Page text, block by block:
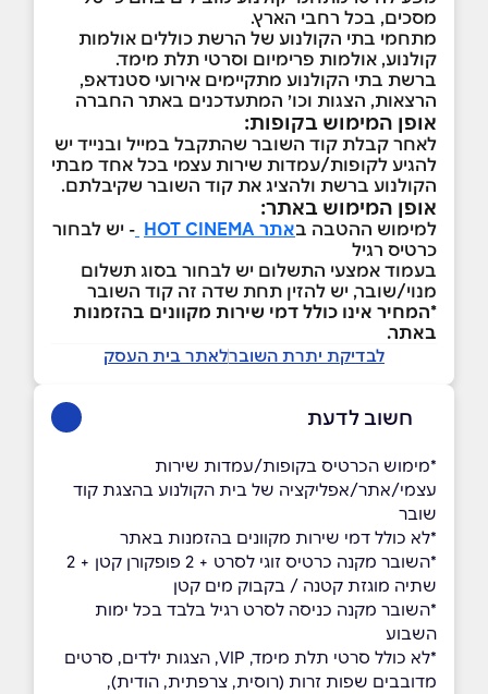
מסכים, בכל רחבי הארץ.
מתחמי בתי הקולנוע של הרשת כוללים אולמות
קולנוע, אולמות פרימיום וסרטי תלת מימד.
ברשת בתי הקולנוע מתקיימים אירועי סטנדאפ,
הרצאות, הצגות וכו׳ המתעדכנים באתר החברה
אופן המימוש בקופות:
לאחר קבלת קוד השובר שהתקבל במייל ובנייד יש
להגיע לקופות/עמדות שירות עצמי בכל אחד מבתי
הקולנוע ברשת ולהציג את קוד השובר שקיבלתם.
אופן המימוש באתר:
למימוש ההטבה באתר HOT CINEMA
- יש לבחור
כרטיס רגיל
בעמוד אמצעי התשלום יש לבחור בסוג תשלום
מנוי/שובר, יש להזין תחת שדה זה קוד השובר
*המחיר אינו כולל דמי שירות מקוונים בהזמנות
באתר.
לבדיקת יתרת השוברלאתר בית העסק
חשוב לדעת
*מימוש הכרטיס בקופות/עמדות שירות
עצמי/אתר/אפליקציה של בית הקולנוע בהצגת קוד
שובר
*לא כולל דמי שירות מקוונים בהזמנות באתר
*השובר מקנה כרטיס זוגי לסרט + 2 פופקורן קטן + 2
שתיה מוגזת קטנה / בקבוק מים קטן
*השובר מקנה כניסה לסרט רגיל בלבד בכל ימות
השבוע
*לא כולל סרטי תלת מימד, VIP, הצגות ילדים, סרטים
מדובבים שפות זרות (רוסית, צרפתית, הודית),